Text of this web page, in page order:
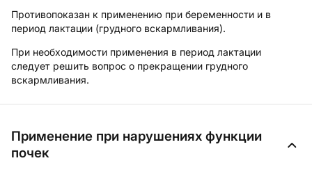
Противопоказан к применению при беременности и в
период лактации (грудного вскармливания).
При необходимости применения в период лактации
следует решить вопрос о прекращении грудного
вскармливания.
Применение при нарушениях функции
почек